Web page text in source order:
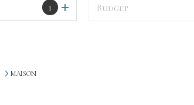
1 Budget
MAISON